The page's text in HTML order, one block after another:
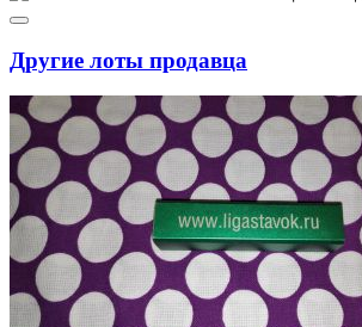
Другие лоты продавца